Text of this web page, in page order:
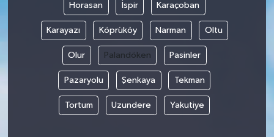
Horasan İspir Karaçoban
Karayazı Köprüköy Narman Oltu
Olur Palandöken Pasinler
Pazaryolu Şenkaya Tekman
Tortum Uzundere Yakutiye